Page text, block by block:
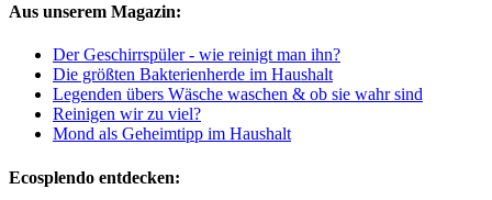
Aus unserem Magazin:
Der Geschirrspüler - wie reinigt man ihn?
Die größten Bakterienherde im Haushalt
Legenden übers Wäsche waschen & ob sie wahr sind
Reinigen wir zu viel?
Mond als Geheimtipp im Haushalt
Ecosplendo entdecken: